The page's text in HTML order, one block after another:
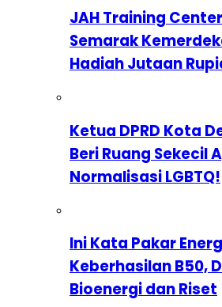
JAH Training
Semarak
Hadiah Jutaan
Ketua DPRD Kota
Beri Ruang Sekecil
Normalisasi LGBTQ!
Ini Kata Pakar
Keberhasilan B50,
Bioenergi dan Riset